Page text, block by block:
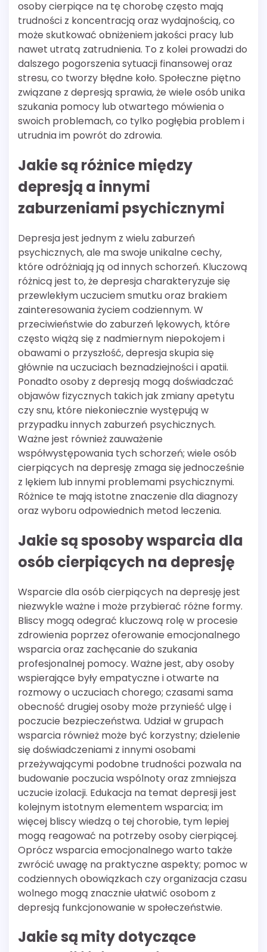
osoby cierpiące na tę chorobę często mają
trudności z koncentracją oraz wydajnością, co
może skutkować obniżeniem jakości pracy lub
nawet utratą zatrudnienia. To z kolei prowadzi do
dalszego pogorszenia sytuacji finansowej oraz
stresu, co tworzy błędne koło. Społeczne piętno
związane z depresją sprawia, że wiele osób unika
szukania pomocy lub otwartego mówienia o
swoich problemach, co tylko pogłębia problem i
utrudnia im powrót do zdrowia.
Jakie są różnice między
depresją a innymi
zaburzeniami psychicznymi
Depresja jest jednym z wielu zaburzeń
psychicznych, ale ma swoje unikalne cechy,
które odróżniają ją od innych schorzeń. Kluczową
różnicą jest to, że depresja charakteryzuje się
przewlekłym uczuciem smutku oraz brakiem
zainteresowania życiem codziennym. W
przeciwieństwie do zaburzeń lękowych, które
często wiążą się z nadmiernym niepokojem i
obawami o przyszłość, depresja skupia się
głównie na uczuciach beznadziejności i apatii.
Ponadto osoby z depresją mogą doświadczać
objawów fizycznych takich jak zmiany apetytu
czy snu, które niekoniecznie występują w
przypadku innych zaburzeń psychicznych.
Ważne jest również zauważenie
współwystępowania tych schorzeń; wiele osób
cierpiących na depresję zmaga się jednocześnie
z lękiem lub innymi problemami psychicznymi.
Różnice te mają istotne znaczenie dla diagnozy
oraz wyboru odpowiednich metod leczenia.
Jakie są sposoby wsparcia dla
osób cierpiących na depresję
Wsparcie dla osób cierpiących na depresję jest
niezwykle ważne i może przybierać różne formy.
Bliscy mogą odegrać kluczową rolę w procesie
zdrowienia poprzez oferowanie emocjonalnego
wsparcia oraz zachęcanie do szukania
profesjonalnej pomocy. Ważne jest, aby osoby
wspierające były empatyczne i otwarte na
rozmowy o uczuciach chorego; czasami sama
obecność drugiej osoby może przynieść ulgę i
poczucie bezpieczeństwa. Udział w grupach
wsparcia również może być korzystny; dzielenie
się doświadczeniami z innymi osobami
przeżywającymi podobne trudności pozwala na
budowanie poczucia wspólnoty oraz zmniejsza
uczucie izolacji. Edukacja na temat depresji jest
kolejnym istotnym elementem wsparcia; im
więcej bliscy wiedzą o tej chorobie, tym lepiej
mogą reagować na potrzeby osoby cierpiącej.
Oprócz wsparcia emocjonalnego warto także
zwrócić uwagę na praktyczne aspekty; pomoc w
codziennych obowiązkach czy organizacja czasu
wolnego mogą znacznie ułatwić osobom z
depresją funkcjonowanie w społeczeństwie.
Jakie są mity dotyczące